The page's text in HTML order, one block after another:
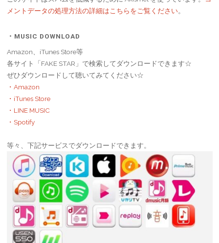
メントデータの処理方法の詳細はこちらをご覧ください。
・MUSIC DOWNLOAD
Amazon、iTunes Store等
各サイト「FAKE STAR」で検索してダウンロードできます☆
ぜひダウンロードして聴いてみてください☆
・Amazon
・iTunes Store
・LINE MUSIC
・Spotify
等々、下記サービスでダウンロードできます。